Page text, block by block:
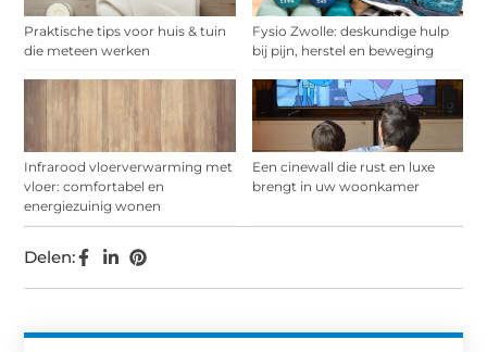
Praktische tips voor huis & tuin
die meteen werken
Fysio Zwolle: deskundige hulp
bij pijn, herstel en beweging
Infrarood vloerverwarming met
vloer: comfortabel en
energiezuinig wonen
Een cinewall die rust en luxe
brengt in uw woonkamer
Delen: